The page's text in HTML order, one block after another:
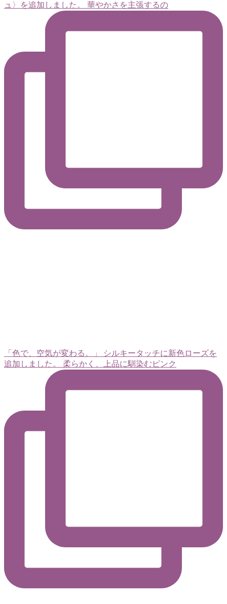
ュ〉を追加しました。 華やかさを主張するの
「色で、空気が変わる。」 シルキータッチに新色ローズを
追加しました。 柔らかく、上品に馴染むピンク